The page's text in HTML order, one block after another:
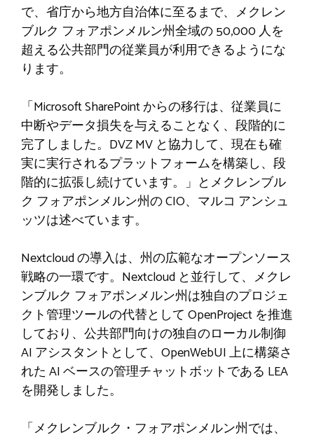
で、省庁から地方自治体に至るまで、メクレン
ブルク フォアポンメルン州全域の 50,000 人を
超える公共部門の従業員が利用できるようにな
ります。
「Microsoft SharePoint からの移行は、従業員に
中断やデータ損失を与えることなく、段階的に
完了しました。DVZ MV と協力して、現在も確
実に実行されるプラットフォームを構築し、段
階的に拡張し続けています。」とメクレンブル
ク フォアポンメルン州の CIO、マルコ アンシュ
ッツは述べています。
Nextcloud の導入は、州の広範なオープンソース
戦略の一環です。Nextcloud と並行して、メクレ
ンブルク フォアポンメルン州は独自のプロジェ
クト管理ツールの代替として OpenProject を推進
しており、公共部門向けの独自のローカル制御
AI アシスタントとして、OpenWebUI 上に構築さ
れた AI ベースの管理チャットボットである LEA
を開発しました。
「メクレンブルク・フォアポンメルン州では、